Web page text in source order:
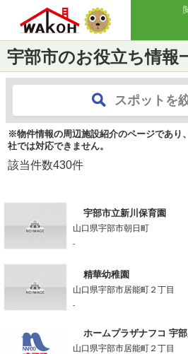
宇部市のお役立ち情報
スポットを
※物件情報の周辺施設紹介のページであり
社では対応できません。
該当件数430件
宇部市立新川保育園
山口県宇部市朝日町
-
精華幼稚園
山口県宇部市居能町２丁目
-
ホームプラザナフコ 宇
山口県宇部市居能町２丁目